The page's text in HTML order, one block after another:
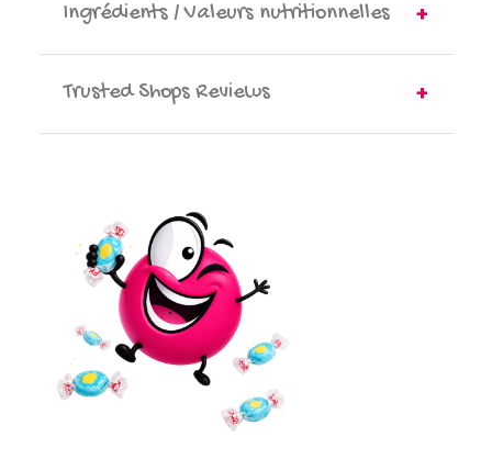
Ingrédients / Valeurs nutritionnelles
Trusted Shops Reviews